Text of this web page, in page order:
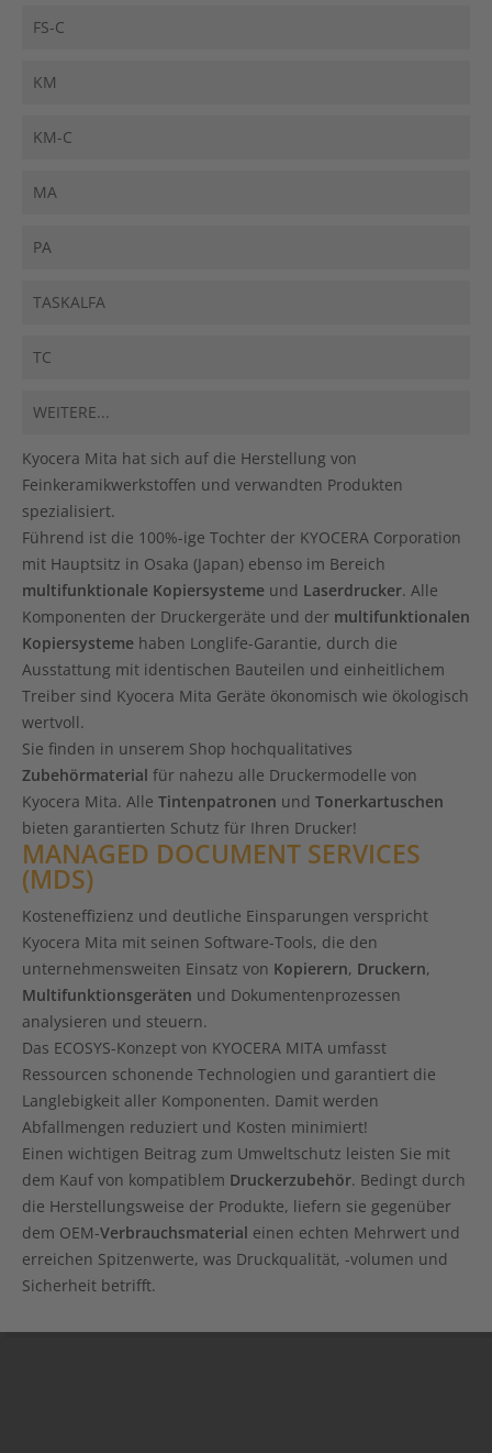
FS-C
KM
KM-C
MA
PA
TASKALFA
TC
WEITERE...
Kyocera Mita hat sich auf die Herstellung von
Feinkeramikwerkstoffen und verwandten Produkten
spezialisiert.
Führend ist die 100%-ige Tochter der KYOCERA Corporation
mit Hauptsitz in Osaka (Japan) ebenso im Bereich
multifunktionale Kopiersysteme und Laserdrucker. Alle
Komponenten der Druckergeräte und der multifunktionalen
Kopiersysteme haben Longlife-Garantie, durch die
Ausstattung mit identischen Bauteilen und einheitlichem
Treiber sind Kyocera Mita Geräte ökonomisch wie ökologisch
wertvoll.
Sie finden in unserem Shop hochqualitatives
Zubehörmaterial für nahezu alle Druckermodelle von
Kyocera Mita. Alle Tintenpatronen und Tonerkartuschen
bieten garantierten Schutz für Ihren Drucker!
MANAGED DOCUMENT SERVICES
(MDS)
Kosteneffizienz und deutliche Einsparungen verspricht
Kyocera Mita mit seinen Software-Tools, die den
unternehmensweiten Einsatz von Kopierern, Druckern,
Multifunktionsgeräten und Dokumentenprozessen
analysieren und steuern.
Das ECOSYS-Konzept von KYOCERA MITA umfasst
Ressourcen schonende Technologien und garantiert die
Langlebigkeit aller Komponenten. Damit werden
Abfallmengen reduziert und Kosten minimiert!
Einen wichtigen Beitrag zum Umweltschutz leisten Sie mit
dem Kauf von kompatiblem Druckerzubehör. Bedingt durch
die Herstellungsweise der Produkte, liefern sie gegenüber
dem OEM-Verbrauchsmaterial einen echten Mehrwert und
erreichen Spitzenwerte, was Druckqualität, -volumen und
Sicherheit betrifft.